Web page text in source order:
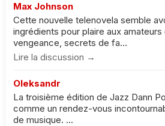
Max Johnson
Cette nouvelle telenovela semble
ingrédients pour plaire aux amateurs
vengeance, secrets de fa...
Lire la discussion →
Oleksandr
La troisième édition de Jazz Dann
comme un rendez-vous
de musique. ...